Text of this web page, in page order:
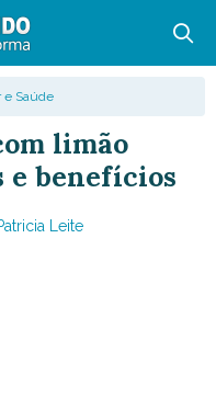
e Saúde
limão
e benefícios
Leite